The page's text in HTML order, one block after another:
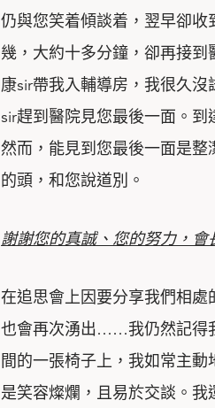
仍與您笑着傾談着，翌早卻
幾，大約十多分鐘，卻再接到
康sir帶我入輔導房，我很久
sir趕到醫院見您最後一面。到
然而，能見到您最後一面是
的頭，和您說道別。
謝謝您的真誠、 您的努力，會
在追思會上因要分享我們相
也會再次湧出……我仍然記得
間的一張椅子上，我如常主
是笑容燦爛，且易於交談。